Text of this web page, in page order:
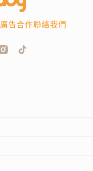
廣告合作聯絡我們